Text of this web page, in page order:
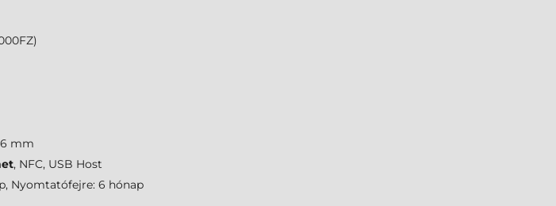
mm
, NFC, USB Host
Nyomtatófejre: 6 hónap